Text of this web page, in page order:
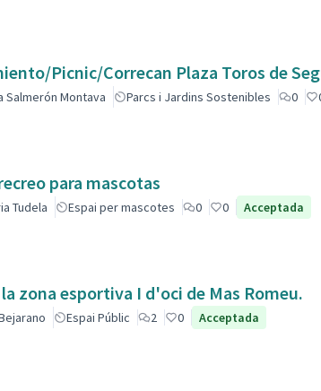
Picnic/Correcan Plaza Toros de
Salmerón Montava Parcs i Jardins Sostenibles 0
para mascotas
Tudela Espai per mascotes 0 0 Acceptada
zona esportiva I d'oci de Mas Romeu.
Espai Públic 2 0 Acceptada